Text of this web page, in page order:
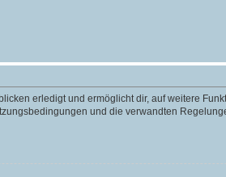
erledigt und ermöglicht dir, auf weitere
und die verwandten